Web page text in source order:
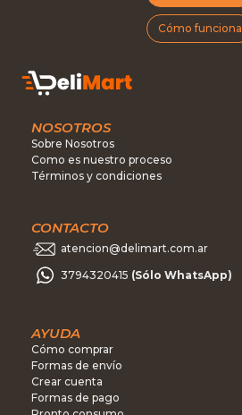
Cómo funciona
NOSOTROS
Sobre Nosotros
Como es nuestro proceso
Términos y condiciones
CONTACTO
atencion@delimart.com.ar
3794320415 (Sólo WhatsApp)
AYUDA
Cómo comprar
Formas de envío
Crear cuenta
Formas de pago